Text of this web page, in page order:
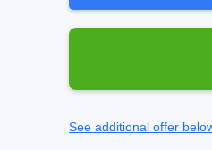
See additional offer